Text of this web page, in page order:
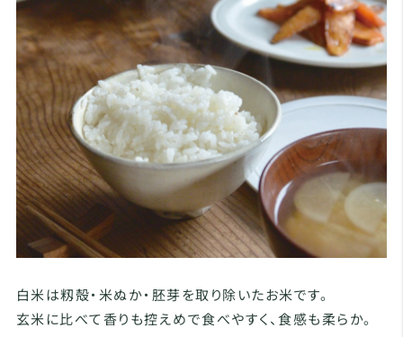
白米は籾殻・米ぬか・胚芽を取り除いたお米です。
玄米に比べて香りも控えめで食べやすく、食感も柔らか。